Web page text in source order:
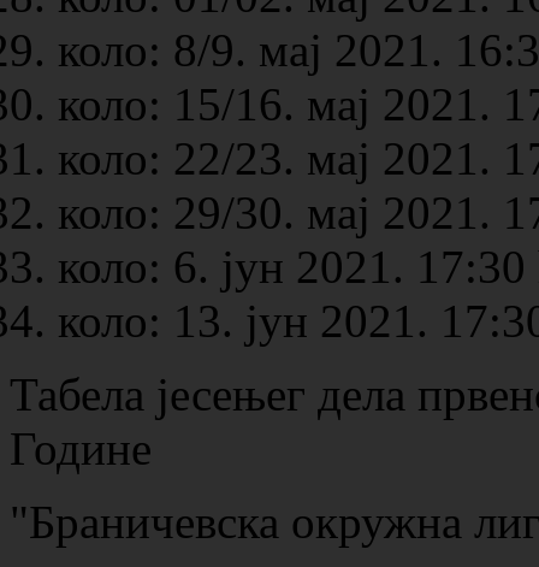
коло: 8/9. мај 2021.
коло: 15/16. мај 2021.
коло: 22/23. мај 2021.
коло: 29/30. мај 2021.
коло: 6. јун 2021. 17:30
коло: 13. јун 2021.
Табела јесењег дела
Године
"Браничевска окружна